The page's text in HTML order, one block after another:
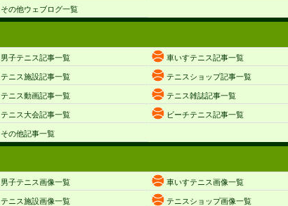
その他ウェブログ一覧
男子テニス記事一覧 車いすテニス記事一覧
テニス施設記事一覧 テニスショップ記事一覧
テニス動画記事一覧 テニス雑誌記事一覧
テニス大会記事一覧 ビーチテニス記事一覧
その他記事一覧
男子テニス画像一覧 車いすテニス画像一覧
テニス施設画像一覧 テニスショップ画像一覧